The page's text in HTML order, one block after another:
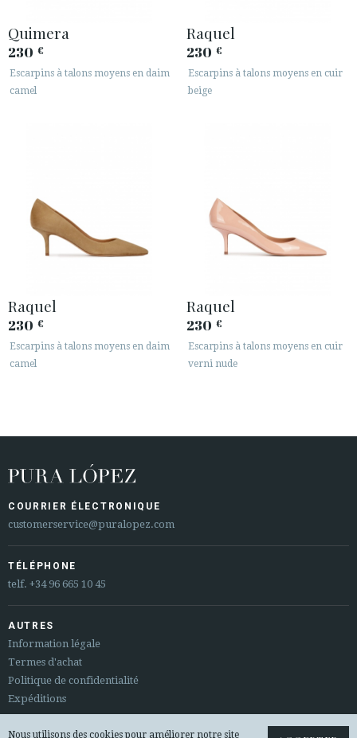
Quimera
230 €
Escarpins à talons moyens en daim
camel
Raquel
230 €
Escarpins à talons moyens en cuir
beige
Raquel
230 €
Escarpins à talons moyens en daim
camel
Raquel
230 €
Escarpins à talons moyens en cuir
verni nude
COURRIER ÉLECTRONIQUE
customerservice@puralopez.com
TÉLÉPHONE
telf. +34 96 665 10 45
AUTRES
Information légale
Termes d'achat
Politique de confidentialité
Expéditions
Sitemap
Nous utilisons des cookies pour améliorer notre site